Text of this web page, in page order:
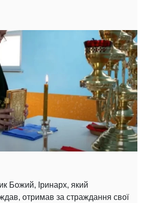
Божий, Іринарх, який
отримав за страждання свої